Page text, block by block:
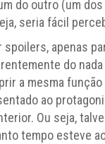
do outro (um
seria fácil
apenas
do
a mesma
ao
Ou seja,
tempo esteve